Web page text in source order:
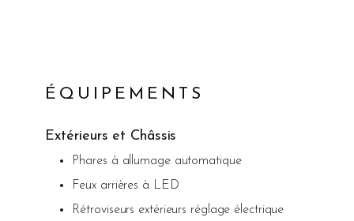
ÉQUIPEMENTS
Extérieurs et Châssis
Phares à allumage automatique
Feux arrières à LED
Rétroviseurs extérieurs réglage électrique